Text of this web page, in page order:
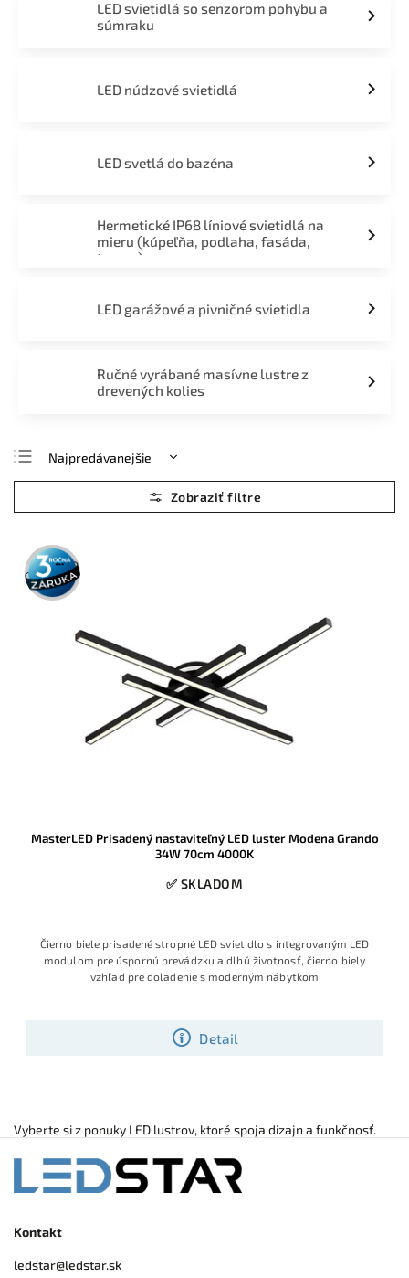
LED svietidlá so senzorom pohybu a
súmraku
LED núdzové svietidlá
LED svetlá do bazéna
Hermetické IP68 líniové svietidlá na
mieru (kúpeľňa, podlaha, fasáda,
terasa)
LED garážové a pivničné svietidla
Ručné vyrábané masívne lustre z
drevených kolies
Najpredávanejšie
Najlacnejšie
Najdrahšie
Abecedne
3 roky
záruka
MasterLED Prisadený nastaviteľný LED luster Modena Grando
34W 70cm 4000K
✅ SKLADOM
Detail
Čierno biele prisadené stropné LED svietidlo s integrovaným LED
modulom pre úspornú prevádzku a dlhú životnosť, čierno biely
vzhľad pre doladenie s moderným nábytkom
Vyberte si z ponuky LED lustrov, ktoré spoja dizajn a funkčnosť.
Kontakt
ledstar@ledstar.sk